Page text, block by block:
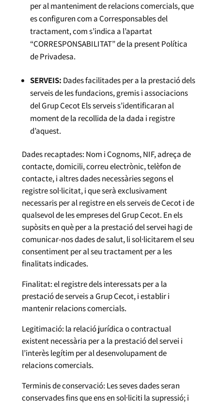
per al manteniment de relacions comercials, que
es configuren com a Corresponsables del
tractament, com s’indica a l’apartat
“CORRESPONSABILITAT” de la present Política
de Privadesa.
SERVEIS: Dades facilitades per a la prestació dels
serveis de les fundacions, gremis i associacions
del Grup Cecot Els serveis s’identificaran al
moment de la recollida de la dada i registre
d’aquest.
Dades recaptades: Nom i Cognoms, NIF, adreça de
contacte, domicili, correu electrònic, telèfon de
contacte, i altres dades necessàries segons el
registre sol·licitat, i que serà exclusivament
necessaris per al registre en els serveis de Cecot i de
qualsevol de les empreses del Grup Cecot. En els
supòsits en què per a la prestació del servei hagi de
comunicar-nos dades de salut, li sol·licitarem el seu
consentiment per al seu tractament per a les
finalitats indicades.
Finalitat: el registre dels interessats per a la
prestació de serveis a Grup Cecot, i establir i
mantenir relacions comercials.
Legitimació: la relació jurídica o contractual
existent necessària per a la prestació del servei i
l’interès legítim per al desenvolupament de
relacions comercials.
Terminis de conservació: Les seves dades seran
conservades fins que ens en sol·liciti la supressió; i